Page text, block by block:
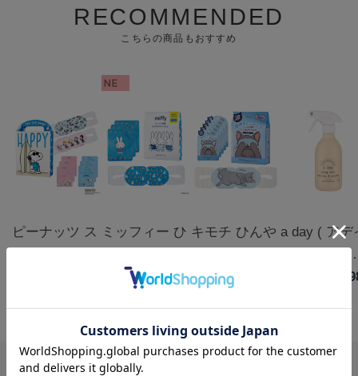
RECOMMENDED
こちらの商品もおすすめ
ピーナッツ ス
ミッフィー ひ
スク3枚 カモ
￥770
キモチ ひんや
5枚 無香料
a day ( アデ
) アロマルー
ムミスト フ
￥